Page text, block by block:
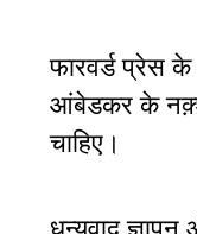
फारवर्ड प्रेस
आंबेडकर के नक़्शे
चाहिए।